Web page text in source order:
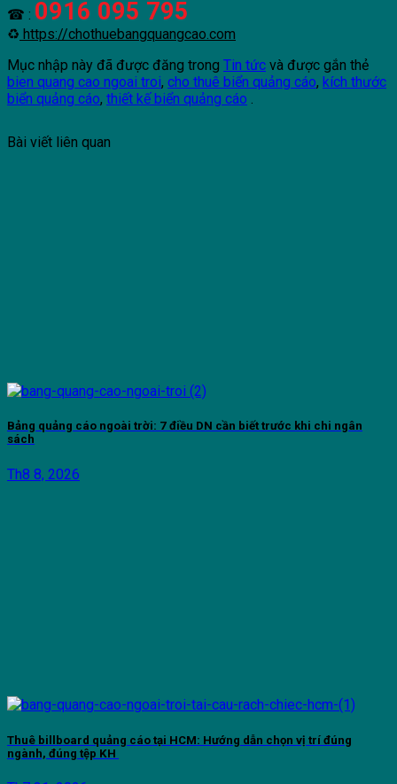
☎ : 0916 095 795
♻ https://chothuebangquangcao.com
Mục nhập này đã được đăng trong Tin tức và được gắn thẻ
bien quang cao ngoai troi, cho thuê biển quảng cáo, kích thước
biển quảng cáo, thiết kế biển quảng cáo .
Bài viết liên quan
Bảng quảng cáo ngoài trời: 7 điều DN cần biết trước khi chi ngân
sách
Th8 8, 2026
Thuê billboard quảng cáo tại HCM: Hướng dẫn chọn vị trí đúng
ngành, đúng tệp KH